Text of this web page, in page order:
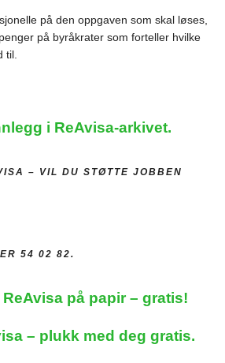
på den oppgaven som skal løses,
på byråkrater som forteller hvilke
til.
i ReAvisa-arkivet.
– VIL DU STØTTE JOBBEN
54 02 82.
på papir – gratis!
– plukk med deg gratis.